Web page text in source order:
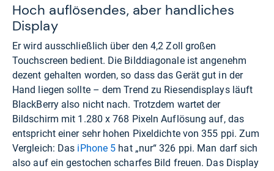
Hoch auflösendes, aber handliches
Display
Er wird ausschließlich über den 4,2 Zoll großen
Touchscreen bedient. Die Bilddiagonale ist angenehm
dezent gehalten worden, so dass das Gerät gut in der
Hand liegen sollte – dem Trend zu Riesendisplays läuft
BlackBerry also nicht nach. Trotzdem wartet der
Bildschirm mit 1.280 x 768 Pixeln Auflösung auf, das
entspricht einer sehr hohen Pixeldichte von 355 ppi. Zum
Vergleich: Das iPhone 5 hat „nur“ 326 ppi. Man darf sich
also auf ein gestochen scharfes Bild freuen. Das Display